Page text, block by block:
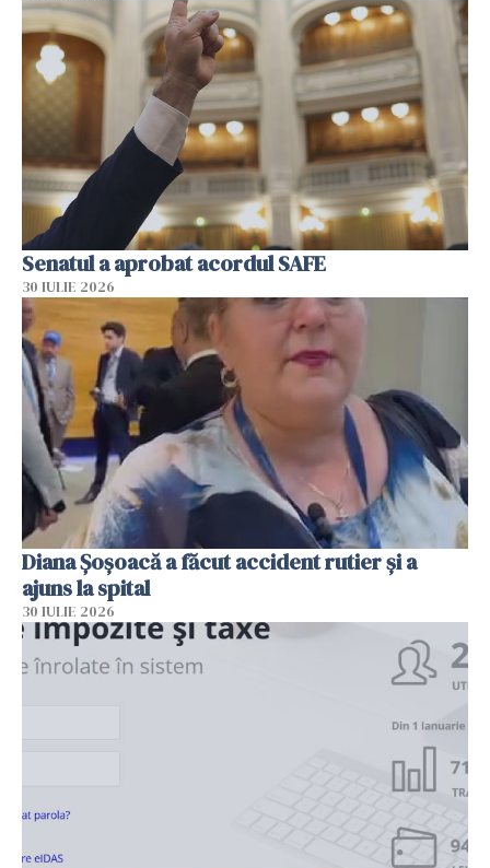
Senatul a aprobat acordul SAFE
30 IULIE 2026
Diana Șoșoacă a făcut accident rutier și a
ajuns la spital
30 IULIE 2026